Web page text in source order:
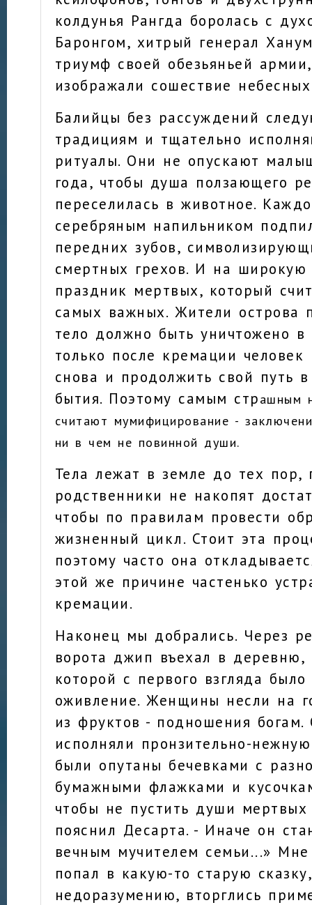
колдунья Рангда боролась с
Баронгом, хитрый генерал
триумф своей обезьяньей
изображали сошествие
Балийцы без рассуждений
традициям и тщательно
ритуалы. Они не опускают
года, чтобы душа ползающего
переселилась в животное.
серебряным напильником
передних зубов,
смертных грехов. И на широкую
праздник мертвых, который
самых важных. Жители острова
тело должно быть уничтожено в
только после кремации
снова и продолжить свой путь в
бытия. Поэтому самым страшным
считают мумифицирование -
ни в чем не повинной души.
Тела лежат в земле до тех пор,
родственники не накопят
чтобы по правилам провести
жизненный цикл. Стоит эта
поэтому часто она
этой же причине частенько
кремации.
Наконец мы добрались. Через
ворота джип въехал в деревню,
которой с первого взгляда
оживление. Женщины несли на
из фруктов - подношения богам.
исполняли пронзительно-
были опутаны бечевками с
бумажными флажками и
чтобы не пустить души мертвых
пояснил Десарта. - Иначе он
вечным мучителем семьи...» Мне
попал в какую-то старую
недоразумению, вторглись